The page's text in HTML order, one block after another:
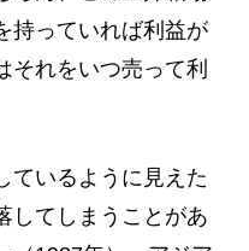
持っていれば利益が
それをいつ売って利
いるように見えた
してしまうことがあ